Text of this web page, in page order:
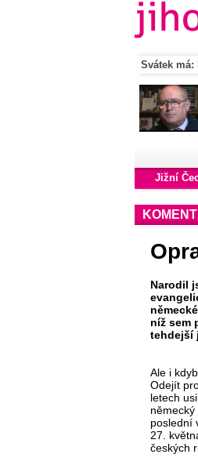
Svátek má:
Jižní
Narodil
níž sem
tehdejší
Ale i
Odejít
letech
poslední
27.
českých